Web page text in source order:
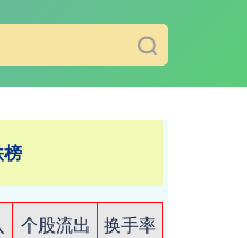
榜
个股流出
换手率